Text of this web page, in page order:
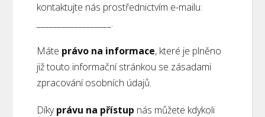
kontaktujte nás prostřednictvím e-mailu:
__________________.
Máte právo na informace, které je plněno
již touto informační stránkou se zásadami
zpracování osobních údajů.
Díkyprávu na přístup nás můžete kdykoli